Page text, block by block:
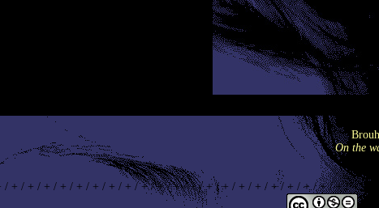
On the
+ / + / + / + / + / + / + / + / + / + / + / + / + / + / + / + / + / + / + / + / + / + / +